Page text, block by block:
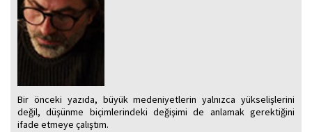
Bir önceki yazıda, büyük medeniyetlerin yalnızca yükselişlerini
değil, düşünme biçimlerindeki değişimi de anlamak gerektiğini
ifade etmeye çalıştım.